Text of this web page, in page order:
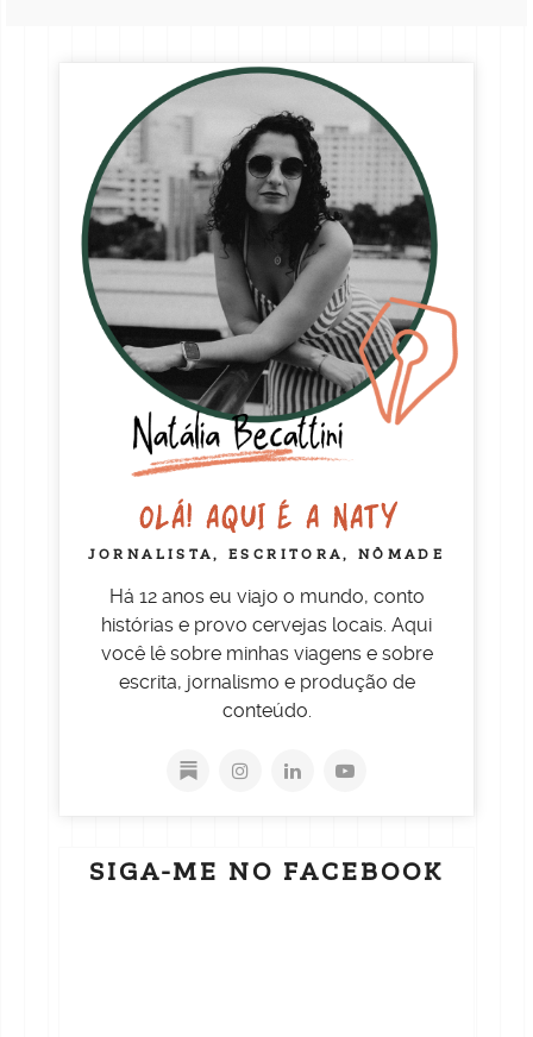
OLÁ! AQUI É A NATY
JORNALISTA, ESCRITORA, NÔMADE
Há 12 anos eu viajo o mundo, conto
histórias e provo cervejas locais. Aqui
você lê sobre minhas viagens e sobre
escrita, jornalismo e produção de
conteúdo.
SIGA-ME NO FACEBOOK